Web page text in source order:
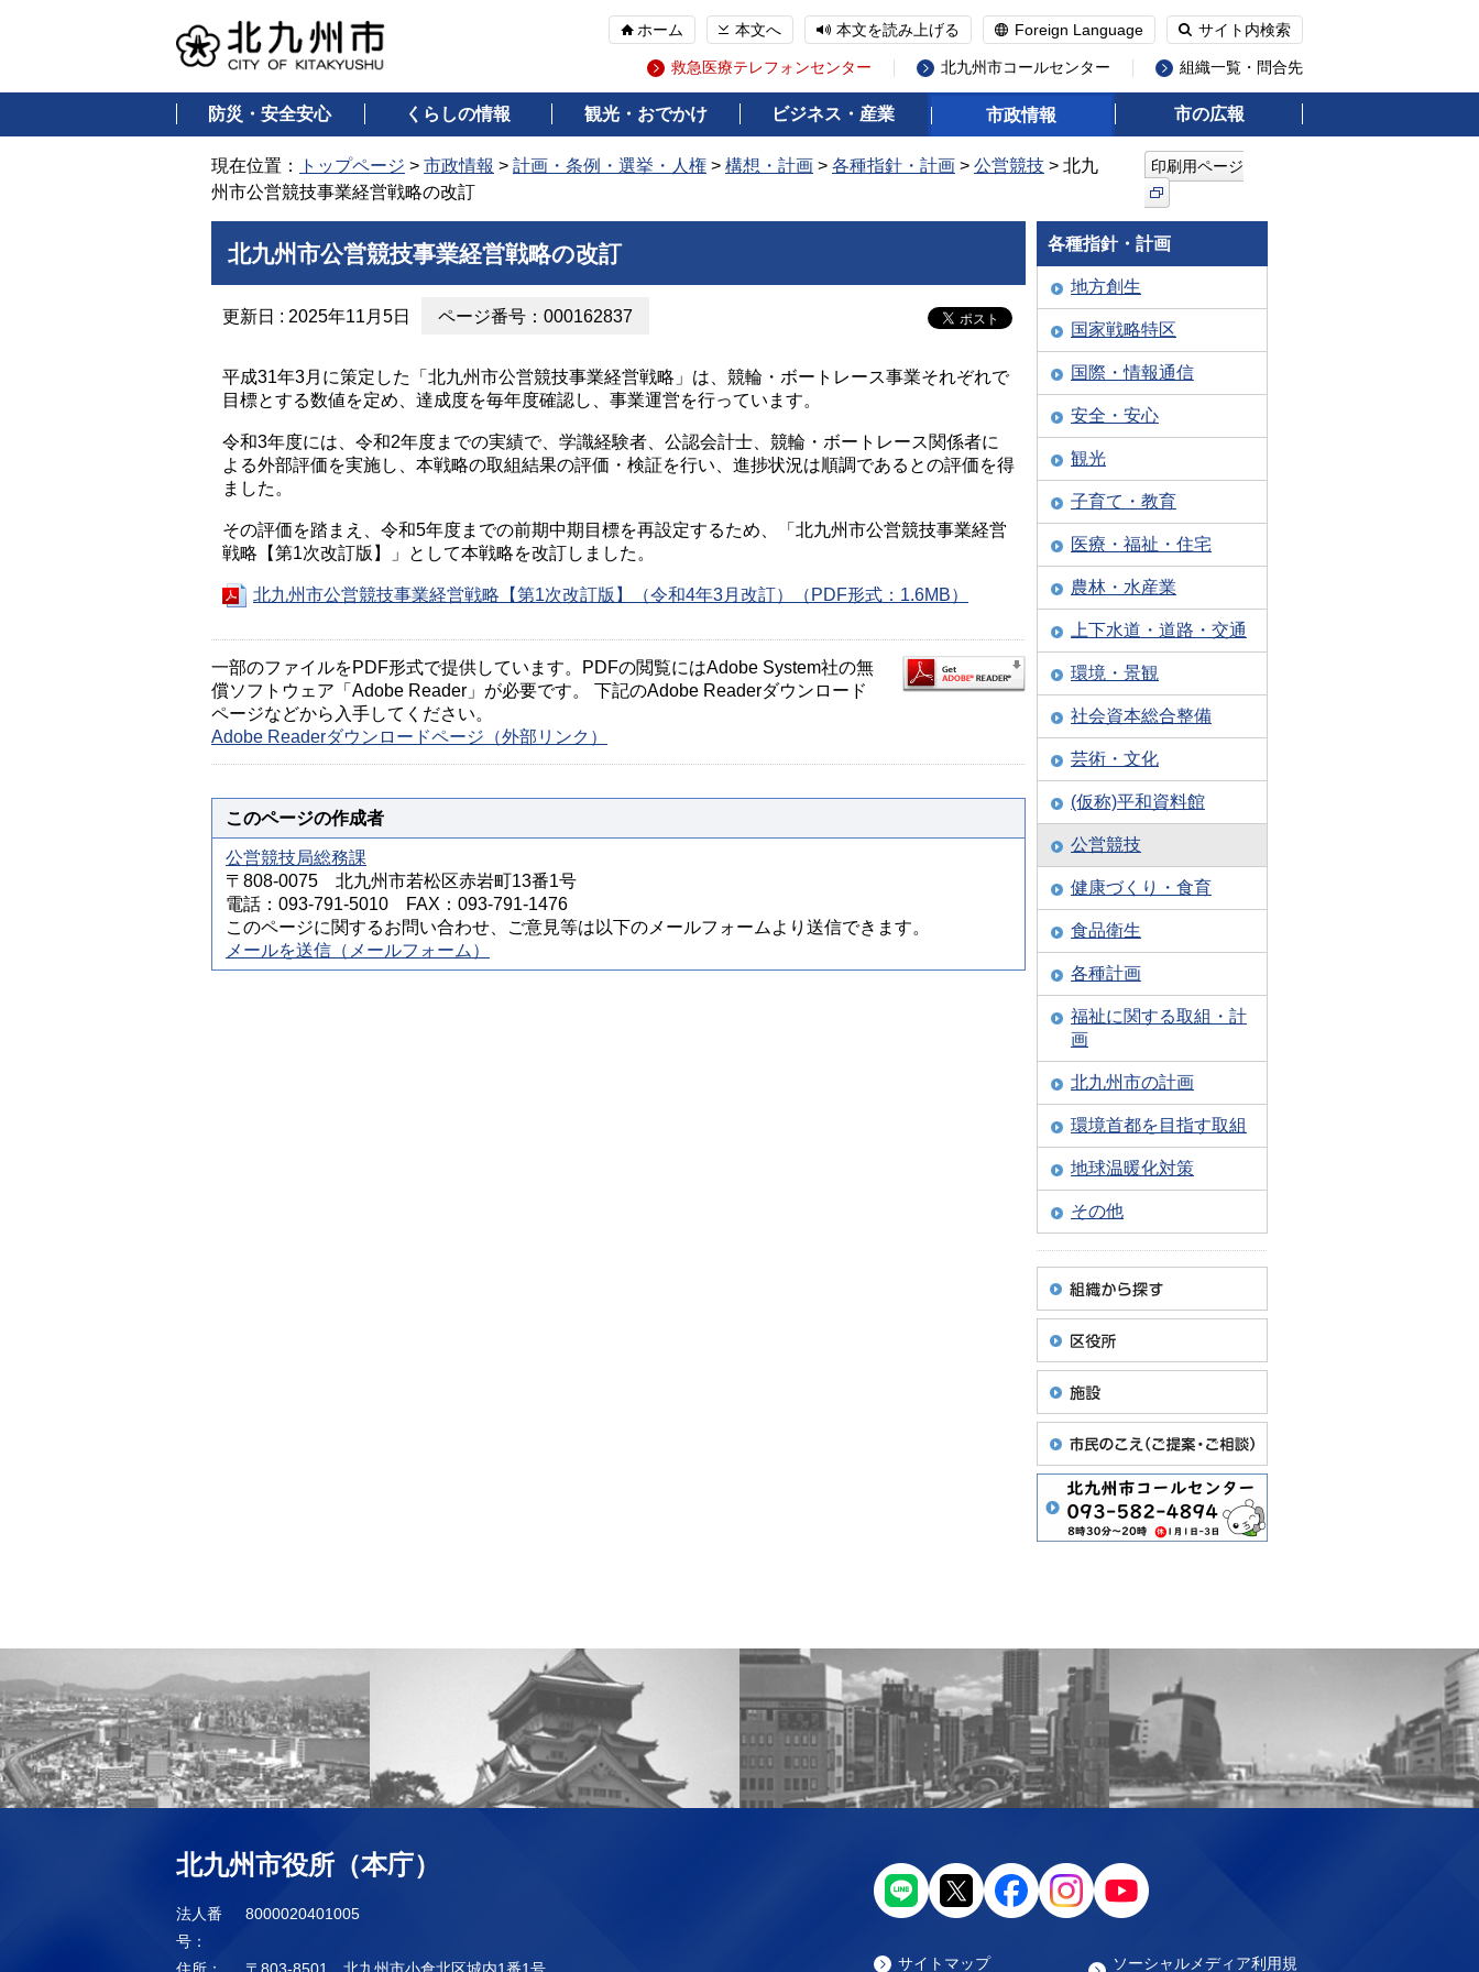
ホーム 本文へ 本文を読み上げる Foreign Language サイト内検索
救急医療テレフォンセンター 北九州市コールセンター 組織一覧・問合先
防災・安全安心 くらしの情報 観光・おでかけ ビジネス・産業 市政情報 市の広報
現在位置： トップページ > 市政情報 > 計画・条例・選挙・人権 > 構想・計画 > 各種指針・計画 > 公営競技 > 北九
州市公営競技事業経営戦略の改訂
印刷用ページ
北九州市公営競技事業経営戦略の改訂
更新日 : 2025年11月5日 ページ番号：000162837
平成31年3月に策定した「北九州市公営競技事業経営戦略」は、競輪・ボートレース事業それぞれで
目標とする数値を定め、達成度を毎年度確認し、事業運営を行っています。
令和3年度には、令和2年度までの実績で、学識経験者、公認会計士、競輪・ボートレース関係者に
よる外部評価を実施し、本戦略の取組結果の評価・検証を行い、進捗状況は順調であるとの評価を得
ました。
その評価を踏まえ、令和5年度までの前期中期目標を再設定するため、「北九州市公営競技事業経営
戦略【第1次改訂版】」として本戦略を改訂しました。
北九州市公営競技事業経営戦略【第1次改訂版】（令和4年3月改訂）（PDF形式：1.6MB）
一部のファイルをPDF形式で提供しています。PDFの閲覧にはAdobe System社の無
償ソフトウェア「Adobe Reader」が必要です。 下記のAdobe Readerダウンロード
ページなどから入手してください。
Adobe Readerダウンロードページ（外部リンク）
このページの作成者
公営競技局総務課
〒808-0075 北九州市若松区赤岩町13番1号
電話：093-791-5010 FAX：093-791-1476
このページに関するお問い合わせ、ご意見等は以下のメールフォームより送信できます。
メールを送信（メールフォーム）
各種指針・計画
地方創生
国家戦略特区
国際・情報通信
安全・安心
観光
子育て・教育
医療・福祉・住宅
農林・水産業
上下水道・道路・交通
環境・景観
社会資本総合整備
芸術・文化
(仮称)平和資料館
公営競技
健康づくり・食育
食品衛生
各種計画
福祉に関する取組・計
画
北九州市の計画
環境首都を目指す取組
地球温暖化対策
その他
北九州市役所（本庁）
法人番
号：
8000020401005
住所： 〒803-8501 北九州市小倉北区城内1番1号 サイトマップ
ソーシャルメディア利用規